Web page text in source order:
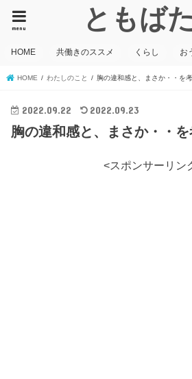
ともば
menu
HOME 共働きのススメ くらし お
HOME わたしのこと 胸の違和感と、まさか・・を
2022.09.22 2022.09.23
胸の違和感と、まさか・・
<スポンサーリン